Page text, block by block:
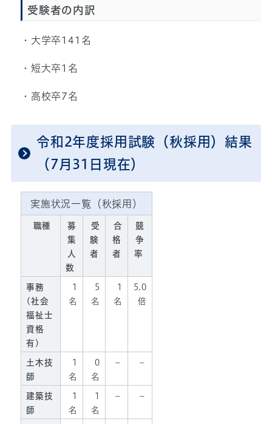
受験者の内訳
・大学卒141名
・短大卒1名
・高校卒7名
令和2年度採用試験（秋採用）結果
（7月31日現在）
実施状況一覧（秋採用）
職種
募
集
人
数
受
験
者
合
格
者
競
争
率
事務
(社会
福祉士
資格
有)
1
名
5
名
1
名
5.0
倍
土木技
師
1
名
0
名
－ －
建築技
師
1
名
1
名
－ －